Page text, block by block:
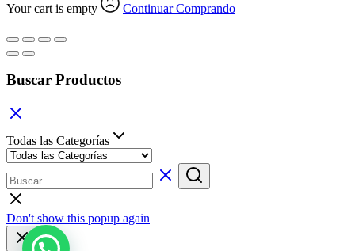
Your cart is empty Continuar Comprando
Buscar Productos
Todas las Categorías
Don't show this popup again